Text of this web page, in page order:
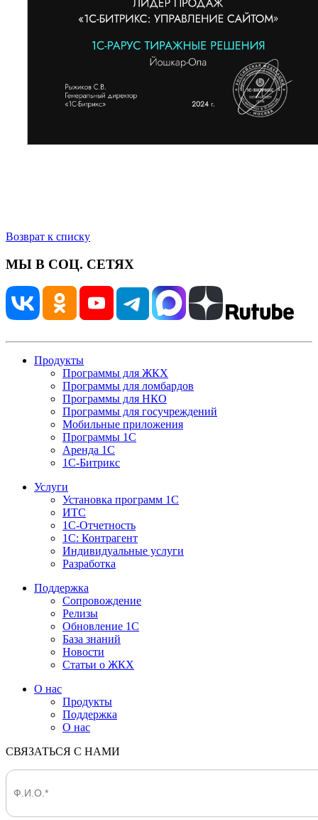
Возврат к списку
МЫ В СОЦ. СЕТЯХ
Продукты
Программы для ЖКХ
Программы для ломбардов
Программы для НКО
Программы для госучреждений
Мобильные приложения
Программы 1С
Аренда 1С
1С-Битрикс
Услуги
Установка программ 1С
ИТС
1С-Отчетность
1С: Контрагент
Индивидуальные услуги
Разработка
Поддержка
Сопровождение
Релизы
Обновление 1С
База знаний
Новости
Статьи о ЖКХ
О нас
Продукты
Поддержка
О нас
СВЯЗАТЬСЯ С НАМИ